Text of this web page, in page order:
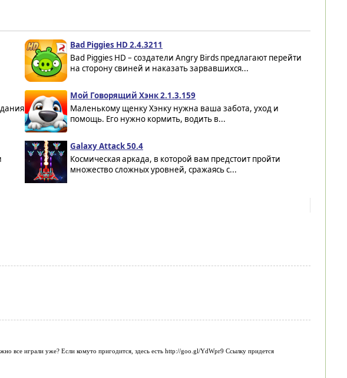
Bad Piggies HD 2.4.3211
Bad Piggies HD – создатели Angry Birds предлагают перейти
на сторону свиней и наказать зарвавшихся...
Мой Говорящий Хэнк 2.1.3.159
Маленькому щенку Хэнку нужна ваша забота, уход и
помощь. Его нужно кормить, водить в...
Galaxy Attack 50.4
Космическая аркада, в которой вам предстоит пройти
множество сложных уровней, сражаясь с...
все играли уже? Если комуто пригодится, здесь есть http://goo.gl/YdWpr9 Ссылку придется